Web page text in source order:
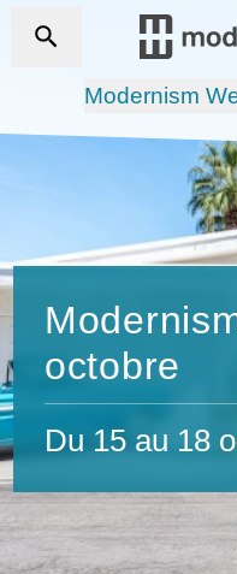
Modernism
octobre
Du 15 au 18